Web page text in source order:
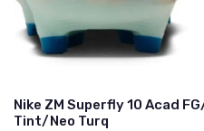
Nike ZM Superfly 10 Acad
Tint/Neo Turq